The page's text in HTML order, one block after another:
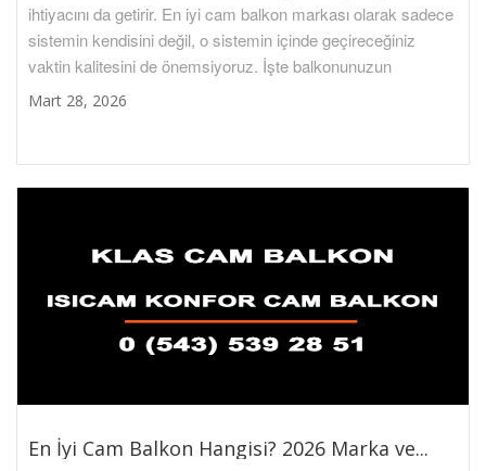
ihtiyacını da getirir. En iyi cam balkon markası olarak sadece
sistemin kendisini değil, o sistemin içinde geçireceğiniz
vaktin kalitesini de önemsiyoruz. İşte balkonunuzun
Mart 28, 2026
En İyi Cam Balkon Hangisi? 2026 Marka ve...